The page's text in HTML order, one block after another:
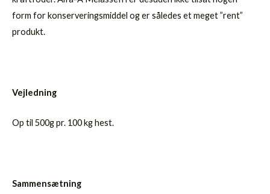
form for konserveringsmiddel og er således et meget ”rent”
produkt.
Vejledning
Op til 500g pr. 100 kg hest.
Sammensætning